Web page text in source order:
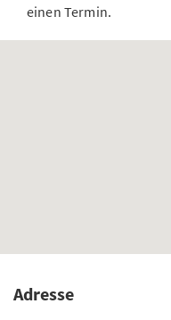
einen Termin.
Adresse